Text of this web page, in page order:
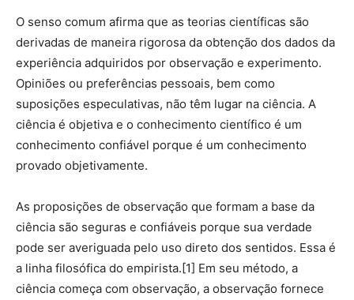
O senso comum afirma que as teorias científicas são
derivadas de maneira rigorosa da obtenção dos dados da
experiência adquiridos por observação e experimento.
Opiniões ou preferências pessoais, bem como
suposições especulativas, não têm lugar na ciência. A
ciência é objetiva e o conhecimento científico é um
conhecimento confiável porque é um conhecimento
provado objetivamente.
As proposições de observação que formam a base da
ciência são seguras e confiáveis porque sua verdade
pode ser averiguada pelo uso direto dos sentidos. Essa é
a linha filosófica do empirista.[1] Em seu método, a
ciência começa com observação, a observação fornece